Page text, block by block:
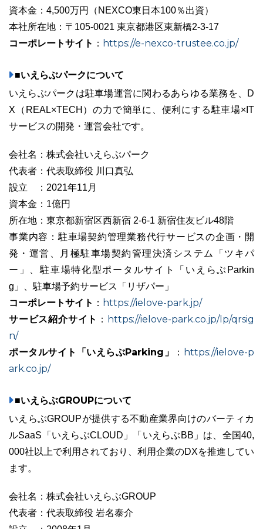
資本金：4,500万円（NEXCO東日本100％出資）
本社所在地：〒105-0021 東京都港区東新橋2-3-17
コーポレートサイト ： https://e-nexco-trustee.co.jp/
■いえらぶパークについて
いえらぶパークは駐車場運営に関わるあらゆる業務を、D
X（REAL×TECH）の力で簡単に、便利にする駐車場×IT
サービスの開発・運営会社です。
会社名：株式会社いえらぶパーク
代表者：代表取締役 川口真弘
設立 ：2021年11月
資本金：1億円
所在地：東京都新宿区西新宿 2-6-1 新宿住友ビル48階
事業内容：駐車場契約管理業務代行サービスの企画・開
発・運営、月極駐車場契約管理決済システム「ツキパ
ー」、駐車場特化型ポータルサイト「いえらぶParkin
g」、駐車場予約サービス「リザパー」
コーポレートサイト ： https://ielove-park.jp/
サービス紹介サイト
：
https://ielove-park.co.jp/lp/qrsig
n/
ポータルサイト「いえらぶParking」
：
https://ielove-p
ark.co.jp/
■いえらぶGROUPについて
いえらぶGROUPが提供する不動産業界向けのバーティカ
ルSaaS「いえらぶCLOUD」「いえらぶBB」は、全国40,
000社以上で利用されており、利用企業のDXを推進してい
ます。
会社名：株式会社いえらぶGROUP
代表者：代表取締役 岩名泰介